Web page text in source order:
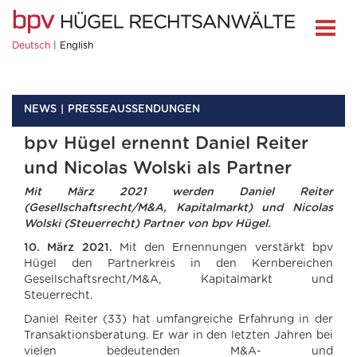
Deutsch English
NEWS PRESSEAUSSENDUNGEN
bpv Hügel ernennt Daniel Reiter
und Nicolas Wolski als Partner
Mit März 2021 werden Daniel Reiter
(Gesellschaftsrecht/M&A, Kapitalmarkt) und Nicolas
Wolski (Steuerrecht) Partner von bpv Hügel.
10. März 2021. Mit den Ernennungen verstärkt bpv
Hügel den Partnerkreis in den Kernbereichen
Gesellschaftsrecht/M&A, Kapitalmarkt und
Steuerrecht.
Daniel Reiter (33) hat umfangreiche Erfahrung in der
Transaktionsberatung. Er war in den letzten Jahren bei
vielen bedeutenden M&A- und